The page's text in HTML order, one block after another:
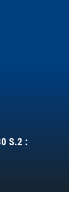
S.2 :